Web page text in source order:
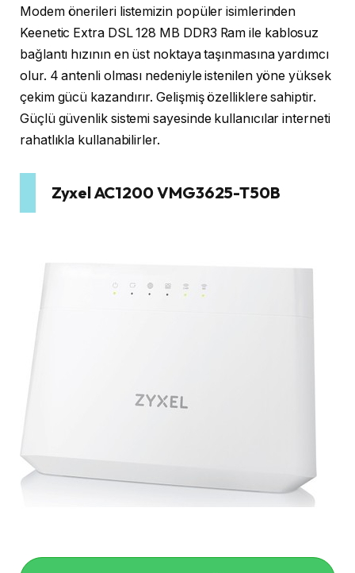
Modem önerileri listemizin popüler isimlerinden
Keenetic Extra DSL 128 MB DDR3 Ram ile kablosuz
bağlantı hızının en üst noktaya taşınmasına yardımcı
olur. 4 antenli olması nedeniyle istenilen yöne yüksek
çekim gücü kazandırır. Gelişmiş özelliklere sahiptir.
Güçlü güvenlik sistemi sayesinde kullanıcılar interneti
rahatlıkla kullanabilirler.
Zyxel AC1200 VMG3625-T50B